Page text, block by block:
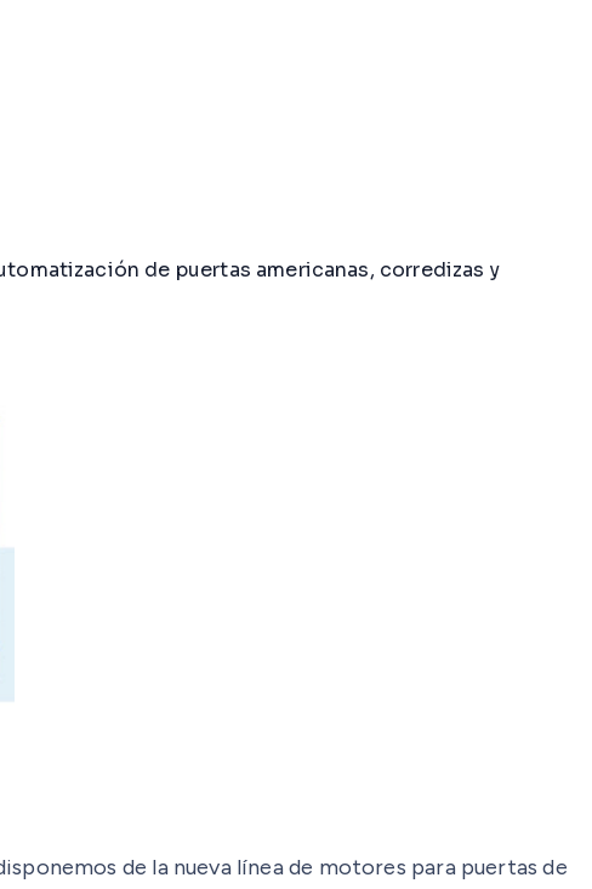
de puertas americanas, corredizas y
de la nueva línea de motores para puertas de